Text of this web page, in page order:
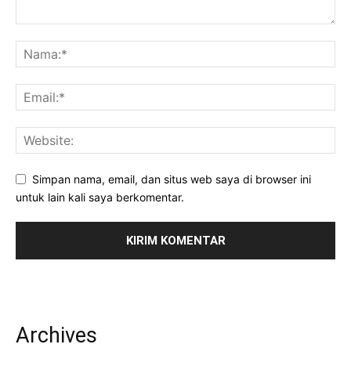
Simpan nama, email, dan situs web saya di browser ini
untuk lain kali saya berkomentar.
Archives